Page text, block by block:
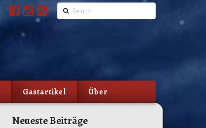
Search
Gastartikel Über
Neueste Beiträge